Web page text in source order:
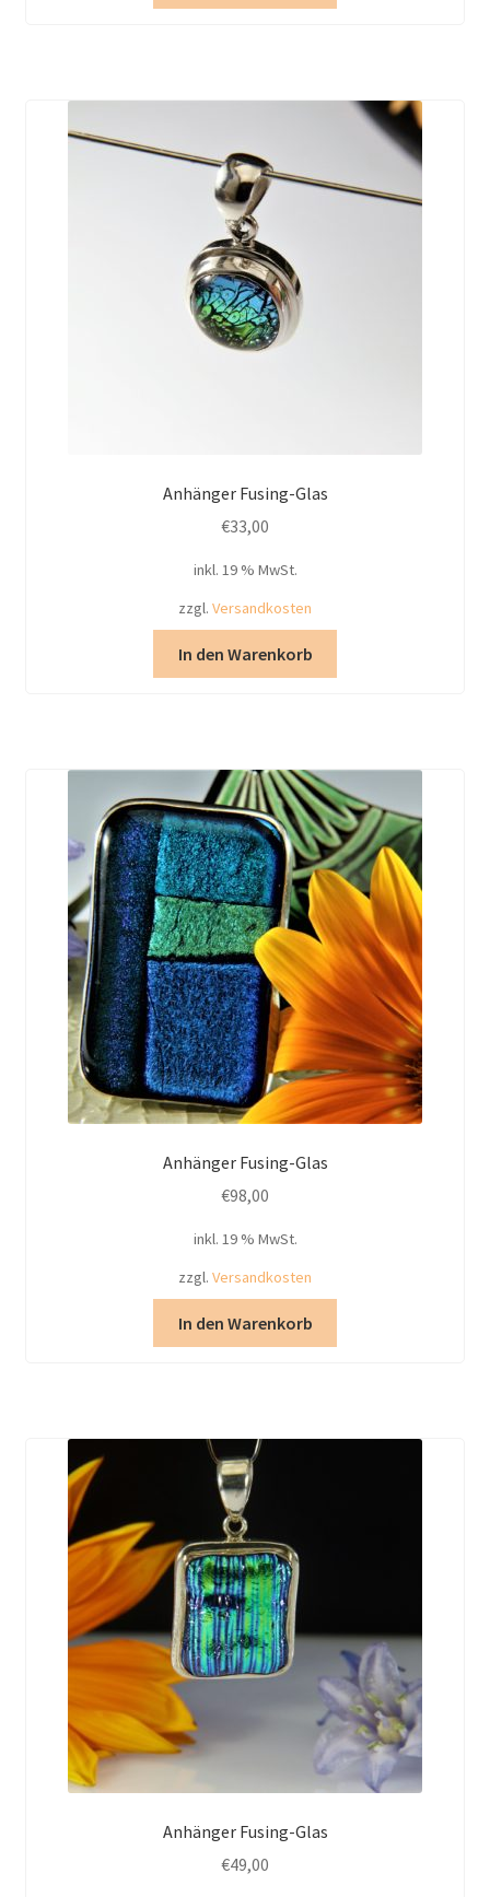
Anhänger Fusing-Glas
€33,00
inkl. 19 % MwSt.
zzgl. Versandkosten
In den Warenkorb
Anhänger Fusing-Glas
€98,00
inkl. 19 % MwSt.
zzgl. Versandkosten
In den Warenkorb
Anhänger Fusing-Glas
€49,00